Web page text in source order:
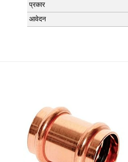
प्रकार
आवेदन